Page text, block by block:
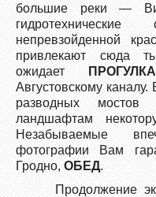
большие реки —
непревзойденной
привлекают сюда
ожидает
Августовскому
разводных мостов
ландшафтам
Незабываемые
фотографии Вам
Гродно, ОБЕД.
Продолжение